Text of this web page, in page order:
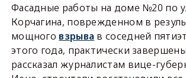
Фасадные работы на доме №20 по
Корчагина, поврежденном в
мощного взрыва в соседней
этого года, практически
рассказал журналистам вице-